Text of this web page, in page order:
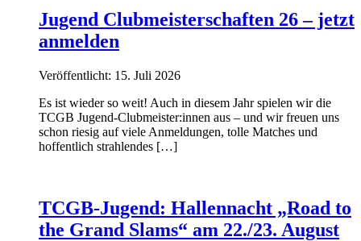
Jugend Clubmeisterschaften 26 – jetzt
anmelden
Veröffentlicht: 15. Juli 2026
Es ist wieder so weit! Auch in diesem Jahr spielen wir die
TCGB Jugend-Clubmeister:innen aus – und wir freuen uns
schon riesig auf viele Anmeldungen, tolle Matches und
hoffentlich strahlendes […]
TCGB-Jugend: Hallennacht „Road to
the Grand Slams“ am 22./23. August